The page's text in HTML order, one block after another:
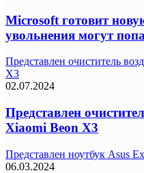
Microsoft готовит
увольнения могут
Представлен очиститель
X3
02.07.2024
Представлен
Xiaomi Beon X3
Представлен ноутбук Asus
06.03.2024